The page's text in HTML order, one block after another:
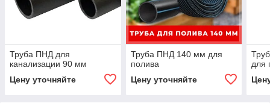
Труба ПНД для
канализации 90 мм
Цену уточняйте
Труба ПНД 140 мм для
полива
Цену уточняйте
для